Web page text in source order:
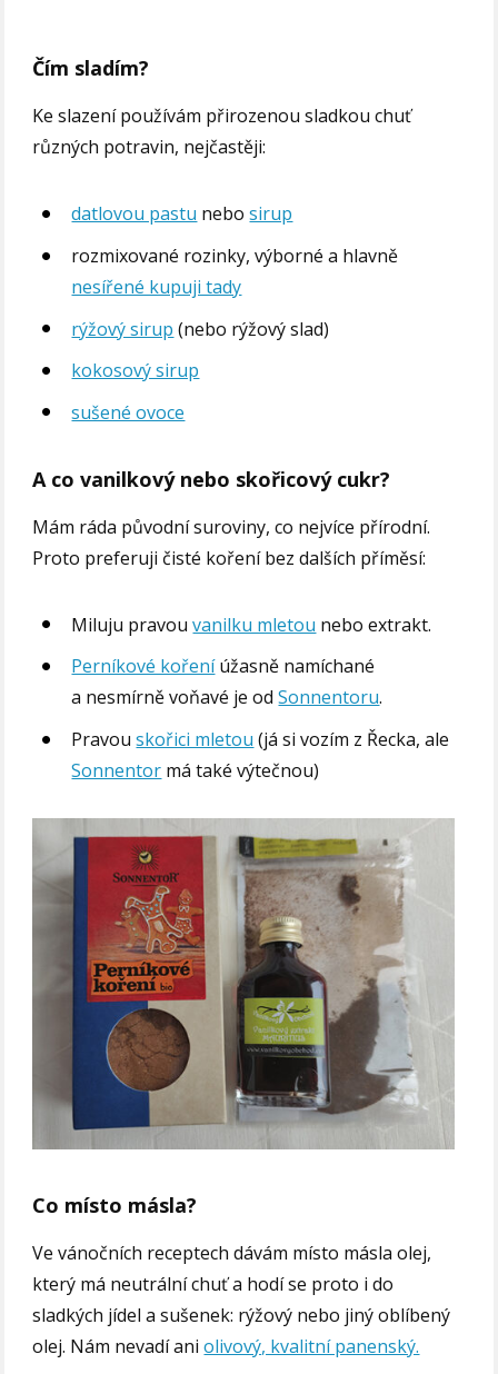
Čím sladím?
Ke slazení používám přirozenou sladkou chuť
různých potravin, nejčastěji:
datlovou pastu nebosirup
rozmixované rozinky, výborné a hlavně
nesířené kupuji tady
rýžový sirup (nebo rýžový slad)
kokosový sirup
sušené ovoce
A co vanilkový nebo skořicový cukr?
Mám ráda původní suroviny, co nejvíce přírodní.
Proto preferuji čisté koření bez dalších příměsí:
Miluju pravouvanilku mletou nebo extrakt.
Perníkové kořeníúžasně namíchané
a nesmírně voňavé je odSonnentoru.
Pravouskořici mletou (já si vozím z Řecka, ale
Sonnentor má také výtečnou)
Co místo másla?
Ve vánočních receptech dávám místo másla olej,
který má neutrální chuť a hodí se proto i do
sladkých jídel a sušenek: rýžový nebo jiný oblíbený
olej. Nám nevadí aniolivový, kvalitní panenský.